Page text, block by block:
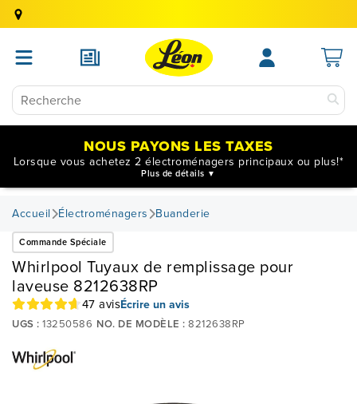
NOUS PAYONS LES TAXES
Lorsque vous achetez 2 électroménagers principaux ou plus!*
Plus de détails
Accueil Électroménagers Buanderie
Commande Spéciale
Whirlpool Tuyaux de remplissage pour
laveuse 8212638RP
47 avisÉcrire un avis
UGS : 13250586 NO. DE MODÈLE : 8212638RP